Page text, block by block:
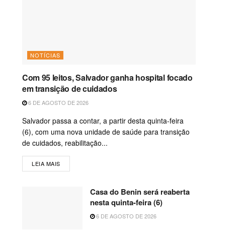
NOTÍCIAS
Com 95 leitos, Salvador ganha hospital focado
em transição de cuidados
6 DE AGOSTO DE 2026
Salvador passa a contar, a partir desta quinta-feira
(6), com uma nova unidade de saúde para transição
de cuidados, reabilitação...
LEIA MAIS
Casa do Benin será reaberta
nesta quinta-feira (6)
6 DE AGOSTO DE 2026